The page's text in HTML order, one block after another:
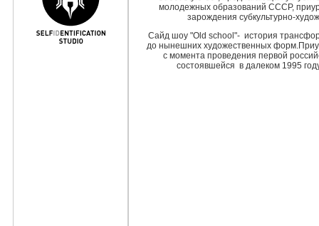
молодежных образований СССР,
зарождения субкультурно-
Сайд шоу "Old school"- история
до нынешних художественных
с момента проведения первой
состоявшейся в далеком 1995